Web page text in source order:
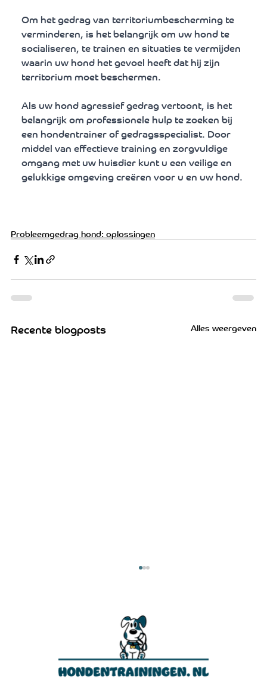
Om het gedrag van territoriumbescherming te
verminderen, is het belangrijk om uw hond te
socialiseren, te trainen en situaties te vermijden
waarin uw hond het gevoel heeft dat hij zijn
territorium moet beschermen.
Als uw hond agressief gedrag vertoont, is het
belangrijk om professionele hulp te zoeken bij
een hondentrainer of gedragsspecialist. Door
middel van effectieve training en zorgvuldige
omgang met uw huisdier kunt u een veilige en
gelukkige omgeving creëren voor u en uw hond.
Probleemgedrag hond: oplossingen
Recente blogposts Alles weergeven